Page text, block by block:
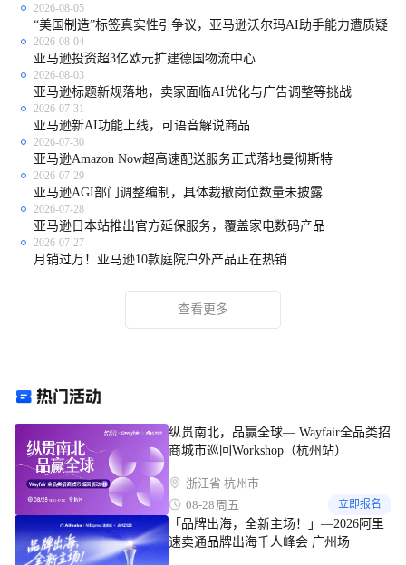
2026-08-05
“美国制造”标签真实性引争议，亚马逊沃尔玛AI助手能力遭质疑
2026-08-04
亚马逊投资超3亿欧元扩建德国物流中心
2026-08-03
亚马逊标题新规落地，卖家面临AI优化与广告调整等挑战
2026-07-31
亚马逊新AI功能上线，可语音解说商品
2026-07-30
亚马逊Amazon Now超高速配送服务正式落地曼彻斯特
2026-07-29
亚马逊AGI部门调整编制，具体裁撤岗位数量未披露
2026-07-28
亚马逊日本站推出官方延保服务，覆盖家电数码产品
2026-07-27
月销过万！亚马逊10款庭院户外产品正在热销
查看更多
纵贯南北，品赢全球— Wayfair全品类招
商城市巡回Workshop（杭州站）
浙江省 杭州市
08-28 周五 立即报名
「品牌出海，全新主场！」—2026阿里
速卖通品牌出海千人峰会 广州场